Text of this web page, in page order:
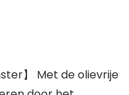
】 Met de olievrije